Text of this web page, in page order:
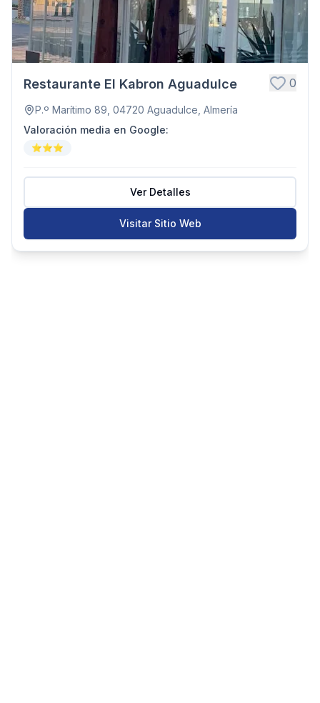
Restaurante El Kabron Aguadulce 0
P.º Marítimo 89, 04720 Aguadulce, Almería
Valoración media en Google:
⭐⭐⭐
Ver Detalles
Visitar Sitio Web